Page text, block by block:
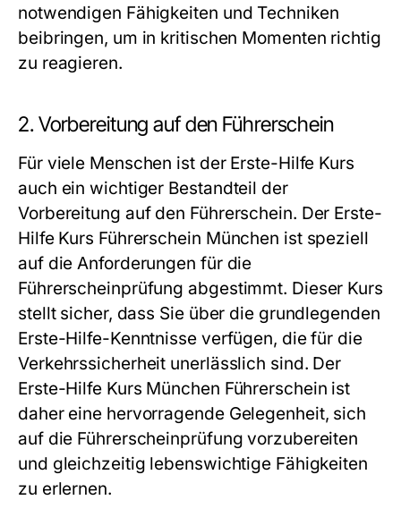
notwendigen Fähigkeiten und Techniken
beibringen, um in kritischen Momenten richtig
zu reagieren.
2. Vorbereitung auf den Führerschein
Für viele Menschen ist der Erste-Hilfe Kurs
auch ein wichtiger Bestandteil der
Vorbereitung auf den Führerschein. Der Erste-
Hilfe Kurs Führerschein München ist speziell
auf die Anforderungen für die
Führerscheinprüfung abgestimmt. Dieser Kurs
stellt sicher, dass Sie über die grundlegenden
Erste-Hilfe-Kenntnisse verfügen, die für die
Verkehrssicherheit unerlässlich sind. Der
Erste-Hilfe Kurs München Führerschein ist
daher eine hervorragende Gelegenheit, sich
auf die Führerscheinprüfung vorzubereiten
und gleichzeitig lebenswichtige Fähigkeiten
zu erlernen.